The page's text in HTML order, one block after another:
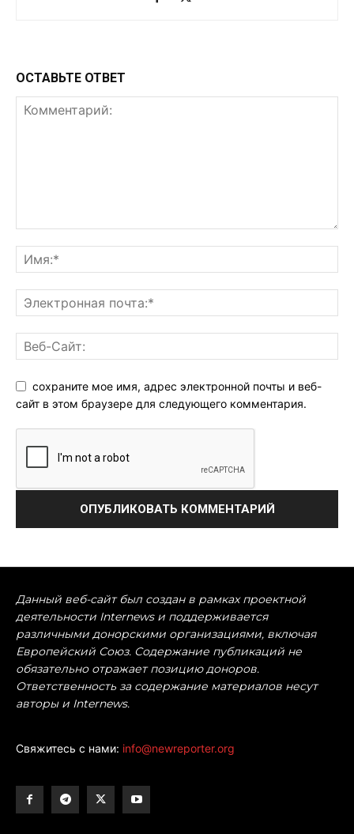
ОСТАВЬТЕ ОТВЕТ
сохраните мое имя, адрес электронной почты и веб-
сайт в этом браузере для следующего комментария.
Данный веб-сайт был создан в рамках проектной
деятельности Internews и поддерживается
различными донорскими организациями, включая
Европейский Союз. Содержание публикаций не
обязательно отражает позицию доноров.
Ответственность за содержание материалов несут
авторы и Internews.
Свяжитесь с нами: info@newreporter.org